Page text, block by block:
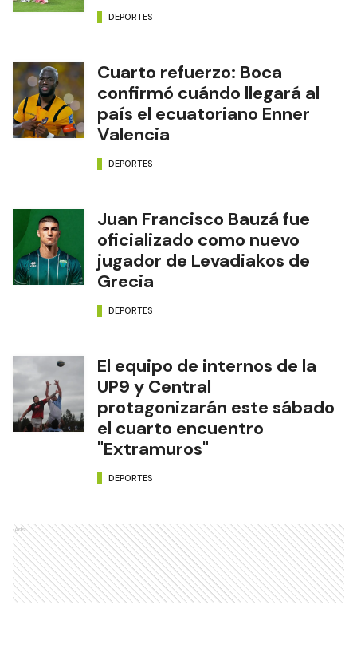
DEPORTES
Cuarto refuerzo: Boca
confirmó cuándo llegará al
país el ecuatoriano Enner
Valencia
DEPORTES
Juan Francisco Bauzá fue
oficializado como nuevo
jugador de Levadiakos de
Grecia
DEPORTES
El equipo de internos de la
UP9 y Central
protagonizarán este sábado
el cuarto encuentro
"Extramuros"
DEPORTES
Ads